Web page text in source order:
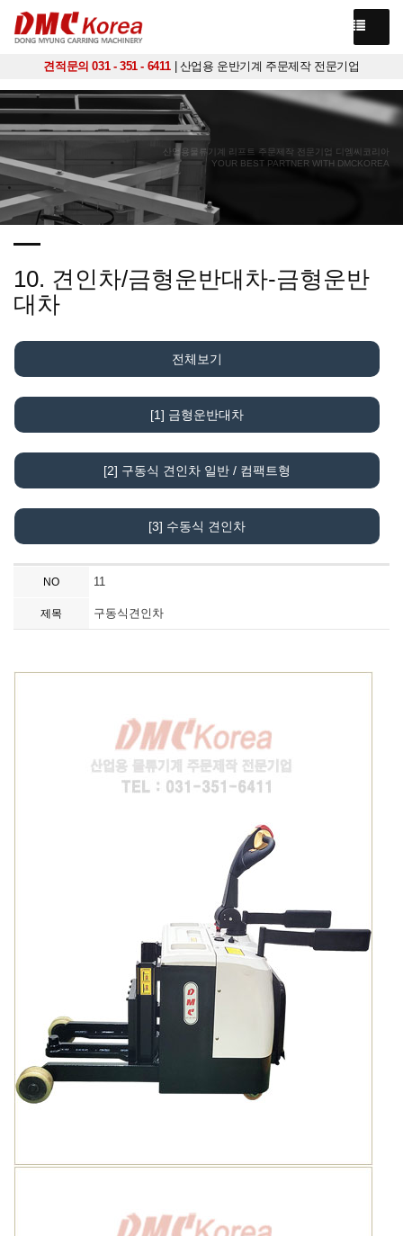
견적문의 031 - 351 - 6411 | 산업용 운반기계 주문제작 전문기업
산업용물류기계 리프트 주문제작 전문기업 디엠씨코리아
YOUR BEST PARTNER WITH DMCKOREA
10. 견인차/금형운반대차-금형운반
대차
전체보기
[1] 금형운반대차
[2] 구동식 견인차 일반 / 컴팩트형
[3] 수동식 견인차
NO 11
제목 구동식견인차